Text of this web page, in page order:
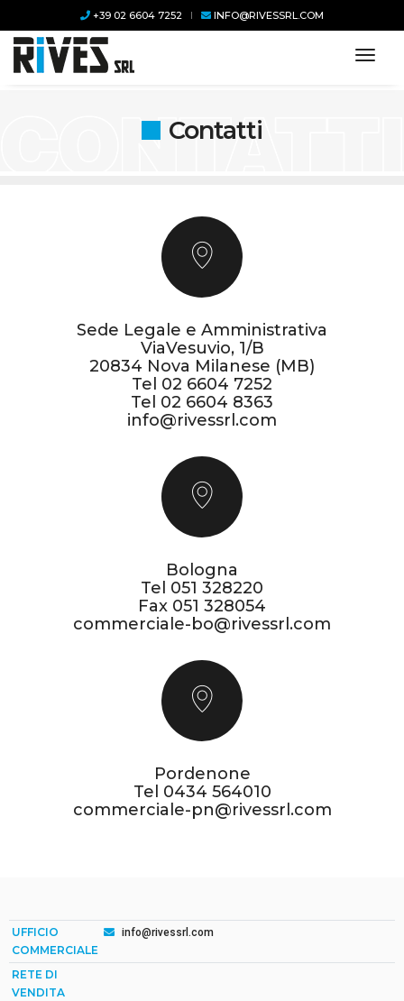
+39 02 6604 7252 INFO@RIVESSRL.COM
Contatti
Sede Legale e Amministrativa
ViaVesuvio, 1/B
20834 Nova Milanese (MB)
Tel 02 6604 7252
Tel 02 6604 8363
info@rivessrl.com
Bologna
Tel 051 328220
Fax 051 328054
commerciale-bo@rivessrl.com
Pordenone
Tel 0434 564010
commerciale-pn@rivessrl.com
UFFICIO
COMMERCIALE
info@rivessrl.com
RETE DI
VENDITA